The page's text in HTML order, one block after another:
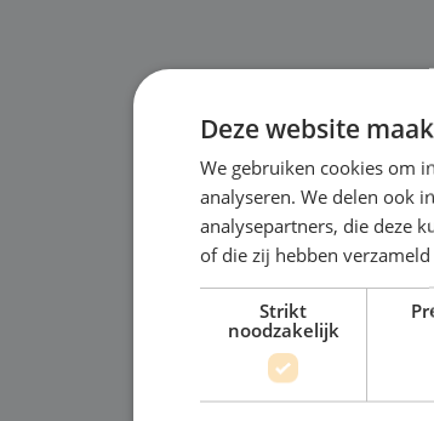
Zeilen
Nederland
het
Friese
wind en
Deze website
We gebruiken cookies om
analyseren. We delen ook
analysepartners, die deze
of die zij hebben
Strikt
noodzakelijk